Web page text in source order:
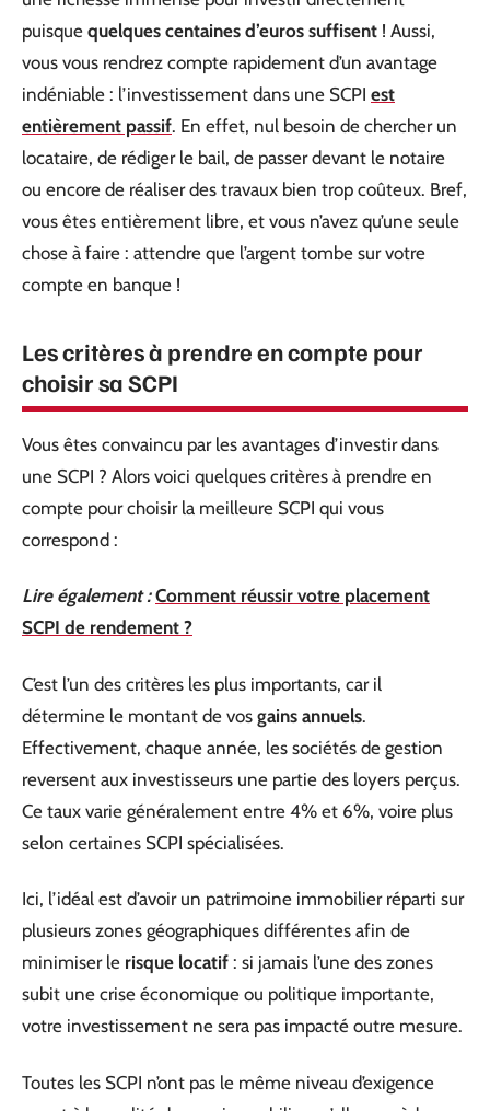
puisque quelques centaines d’euros suffisent ! Aussi,
vous vous rendrez compte rapidement d’un avantage
indéniable : l’investissement dans une SCPI est
entièrement passif. En effet, nul besoin de chercher un
locataire, de rédiger le bail, de passer devant le notaire
ou encore de réaliser des travaux bien trop coûteux. Bref,
vous êtes entièrement libre, et vous n’avez qu’une seule
chose à faire : attendre que l’argent tombe sur votre
compte en banque !
Les critères à prendre en compte pour
choisir sa SCPI
Vous êtes convaincu par les avantages d’investir dans
une SCPI ? Alors voici quelques critères à prendre en
compte pour choisir la meilleure SCPI qui vous
correspond :
Lire également : Comment réussir votre placement
SCPI de rendement ?
C’est l’un des critères les plus importants, car il
détermine le montant de vos gains annuels.
Effectivement, chaque année, les sociétés de gestion
reversent aux investisseurs une partie des loyers perçus.
Ce taux varie généralement entre 4% et 6%, voire plus
selon certaines SCPI spécialisées.
Ici, l’idéal est d’avoir un patrimoine immobilier réparti sur
plusieurs zones géographiques différentes afin de
minimiser le risque locatif : si jamais l’une des zones
subit une crise économique ou politique importante,
votre investissement ne sera pas impacté outre mesure.
Toutes les SCPI n’ont pas le même niveau d’exigence